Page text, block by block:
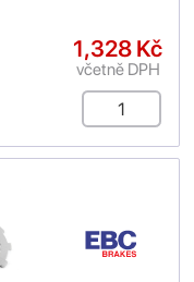
1,328 Kč
včetně DPH